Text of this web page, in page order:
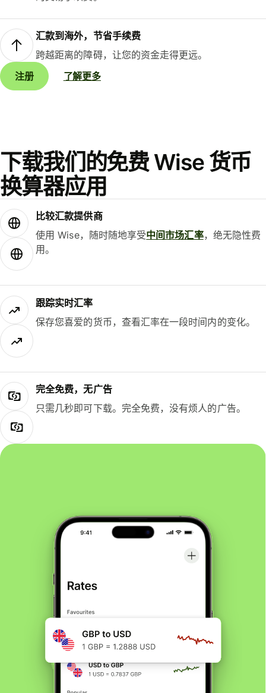
汇款到海外，节省手续费
跨越距离的障碍，让您的资金走得更远。
注册
了解更多
下载我们的免费 Wise 货币
换算器应用
比较汇款提供商
使用 Wise，随时随地享受中间市场汇率，绝无隐性费
用。
跟踪实时汇率
保存您喜爱的货币，查看汇率在一段时间内的变化。
完全免费，无广告
只需几秒即可下载。完全免费，没有烦人的广告。